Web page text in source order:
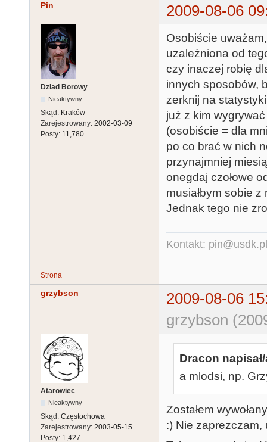
Pin 2009-08-06
Dziad Borowy
Nieaktywny
Skąd: Kraków
Zarejestrowany: 2002-03-09
Posty: 11,780
Osobiście
uzależniona od
czy inaczej robię
innych sposobów,
zerknij na
już z kim
(osobiście = dla
po co brać w nich
przynajmniej
onegdaj czołowe
musiałbym sobie
Jednak tego nie
Kontakt: pin@usdk.pl
Strona
grzybson
2009-08-06
grzybson
Atarowiec
Nieaktywny
Skąd: Częstochowa
Zarejestrowany: 2003-05-15
Posty: 1,427
Dracon
a mlodsi, np.
Zostałem
:) Nie zaprezczam,